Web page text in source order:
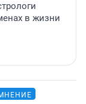
в жизни